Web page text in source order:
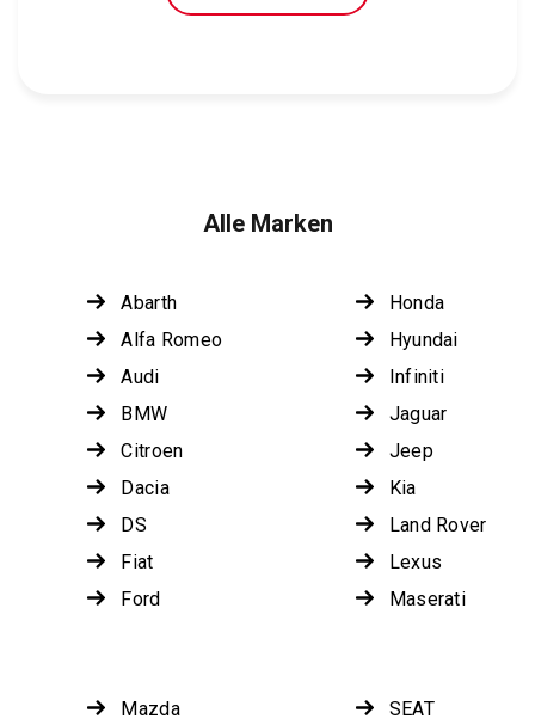
Alle Marken
Abarth
Alfa Romeo
Audi
BMW
Citroen
Dacia
DS
Fiat
Ford
Honda
Hyundai
Infiniti
Jaguar
Jeep
Kia
Land Rover
Lexus
Maserati
Mazda
SEAT